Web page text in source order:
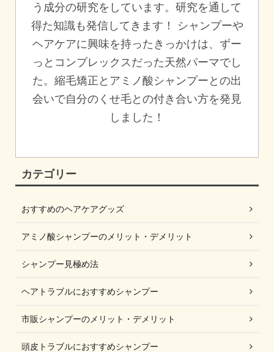
う成分の研究をしています。研究を通して
得た知識も発信してきます！ シャンプーや
ヘアケアに興味を持ったきっかけは、ずー
っとコンプレックスだった天然パーマでし
た。縮毛矯正とアミノ酸シャンプーとの出
会いで自分のくせ毛との付き合い方を発見
しました！
カテゴリー
おすすめのヘアケアグッズ
アミノ酸シャンプーのメリット・デメリット
シャンプー見極め法
ヘアトラブルにおすすめシャンプー
市販シャンプーのメリット・デメリット
頭皮トラブルにおすすめシャンプー